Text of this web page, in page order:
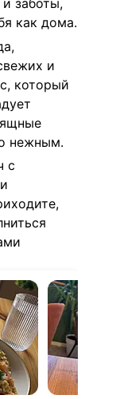
заботы,
как дома.
и
который
нежным.
с